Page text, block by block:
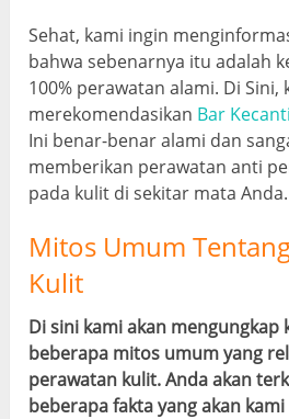
Sehat, kami ingin
bahwa sebenarnya itu adalah
100% perawatan alami. Di Sini,
merekomendasikan Bar
Ini benar-benar alami dan
memberikan perawatan anti
pada kulit di sekitar mata Anda.
Mitos Umum
Kulit
Di sini kami akan
beberapa mitos umum yang
perawatan kulit. Anda akan
beberapa fakta yang akan